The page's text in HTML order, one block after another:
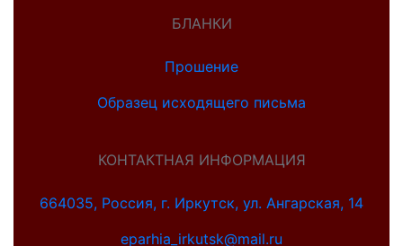
БЛАНКИ
Прошение
Образец исходящего письма
КОНТАКТНАЯ ИНФОРМАЦИЯ
664035, Россия, г. Иркутск, ул. Ангарская, 14
eparhia_irkutsk@mail.ru